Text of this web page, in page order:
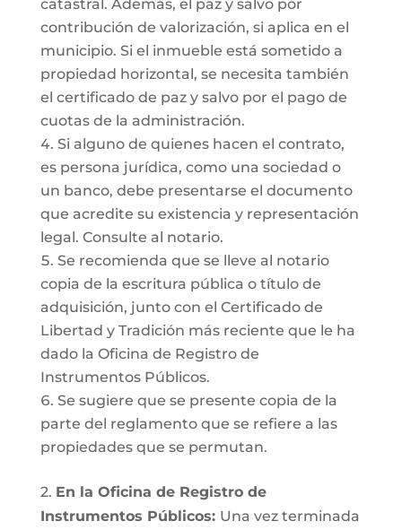
catastral. Además, el paz y salvo por
contribución de valorización, si aplica en el
municipio. Si el inmueble está sometido a
propiedad horizontal, se necesita también
el certificado de paz y salvo por el pago de
cuotas de la administración.
Si alguno de quienes hacen el contrato,
es persona jurídica, como una sociedad o
un banco, debe presentarse el documento
que acredite su existencia y representación
legal. Consulte al notario.
Se recomienda que se lleve al notario
copia de la escritura pública o título de
adquisición, junto con el Certificado de
Libertad y Tradición más reciente que le ha
dado la Oficina de Registro de
Instrumentos Públicos.
Se sugiere que se presente copia de la
parte del reglamento que se refiere a las
propiedades que se permutan.
2. En la Oficina de Registro de
Instrumentos Públicos: Una vez terminada